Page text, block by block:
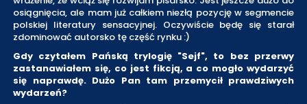
osiągnięcia, ale mam już całkiem niezłą pozycję w segmencie
polskiej literatury sensacyjnej. Oczywiście będę się starał
zdominować autorsko tę część rynku :)
Gdy czytałem Pańską trylogię "Sejf", to bez przerwy
zastanawiałem się, co jest fikcją, a co mogło wydarzyć
się naprawdę. Dużo Pan tam przemycił prawdziwych
wydarzeń?